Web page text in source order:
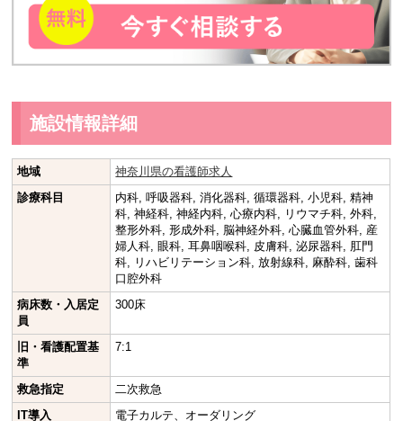
施設情報詳細
地域
神奈川県の看護師求人
診療科目
内科, 呼吸器科, 消化器科, 循環器科, 小児科, 精神
科, 神経科, 神経内科, 心療内科, リウマチ科, 外科,
整形外科, 形成外科, 脳神経外科, 心臓血管外科, 産
婦人科, 眼科, 耳鼻咽喉科, 皮膚科, 泌尿器科, 肛門
科, リハビリテーション科, 放射線科, 麻酔科, 歯科
口腔外科
病床数・入居定
員
300床
旧・看護配置基
準
7:1
救急指定
二次救急
IT導入
電子カルテ、オーダリング